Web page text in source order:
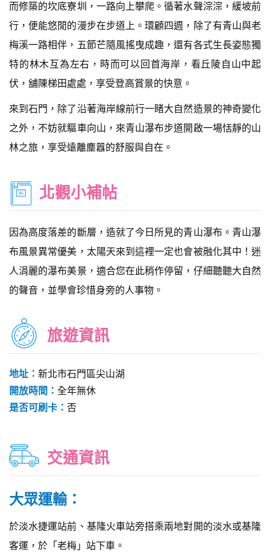
而修築的坎底寮圳，一路向上攀爬。循著水聲淙淙，緩坡前
行，便能悠閒的漫步在步道上。環顧四週，除了有青山與老
梅溪一路相伴，五節芒隨風搖曳成趣，還有各式生長姿態獨
特的林木互為左右，時而可以回首海岸，看丘陵自山中起
伏，舖陳梯田處處，享受登高賞景的快意。
來到石門，除了沿著海岸線前行一睹大自然造景的神奇變化
之外，不妨就驅車向山，來青山瀑布步道開啟一場恬靜的山
林之旅，享受遠離塵囂的舒服與自在。
北觀小補帖
因為高度落差的斷層，造就了今日所見的青山瀑布。青山瀑
布風景異常優美，太陽天來到這裡一定也會被融化其中！迷
人涓麗的瀑布美景，適合您在此稍作停留，仔細聽聽大自然
的聲音，並學會珍惜身旁的人事物。
旅遊資訊
地址： 新北市石門區尖山湖
開放時間： 全年無休
是否可刷卡： 否
交通資訊
大眾運輸：
於淡水捷運站前、基隆火車站旁搭乘兩地對開的淡水或基隆
客運，於「老梅」站下車。